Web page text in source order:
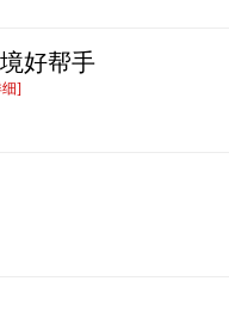
好帮手
]